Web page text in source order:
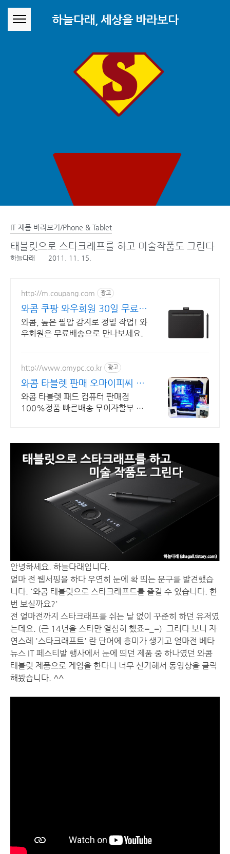
하늘다래, 세상을 바라보다
IT 제품 바라보기/Phone & Tablet
태블릿으로 스타크래프를 하고 미술작품도 그린다
하늘다래 2011. 11. 15.
http://m.coupang.com 광고
와콤 쿠팡 와우회원 30일 무료반
품
와콤, 높은 필압 감지로 정밀 작업! 와
우회원은 무료배송으로 만나보세요.
http://www.omypc.co.kr 광고
와콤 타블렛 판매 오마이피씨 믿
을수 있는 24년차 쇼핑몰
와콤 타블렛 패드 컴퓨터 판매점
100%정품 빠른배송 무이자할부 할
안녕하세요. 하늘다래입니다.
얼마 전 웹서핑을 하다 우연히 눈에 확 띄는 문구를 발견했습
니다. '와콤 태블릿으로 스타크래프트를 즐길 수 있습니다. 한
번 보실까요?'
전 얼마전까지 스타크래프를 쉬는 날 없이 꾸준히 하던 유저였
는데요. (근 14년을 스타만 열심히 했죠=_=) 그러다 보니 자
연스레 '스타크래프트' 란 단어에 흥미가 생기고 얼마전 베타
뉴스 IT 페스티발 행사에서 눈에 띄던 제품 중 하나였던 와콤
태블릿 제품으로 게임을 한다니 너무 신기해서 동영상을 클릭
해봤습니다. ^^